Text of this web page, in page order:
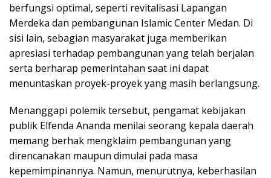
berfungsi optimal, seperti revitalisasi Lapangan
Merdeka dan pembangunan Islamic Center Medan. Di
sisi lain, sebagian masyarakat juga memberikan
apresiasi terhadap pembangunan yang telah berjalan
serta berharap pemerintahan saat ini dapat
menuntaskan proyek-proyek yang masih berlangsung.
Menanggapi polemik tersebut, pengamat kebijakan
publik Elfenda Ananda menilai seorang kepala daerah
memang berhak mengklaim pembangunan yang
direncanakan maupun dimulai pada masa
kepemimpinannya. Namun, menurutnya, keberhasilan